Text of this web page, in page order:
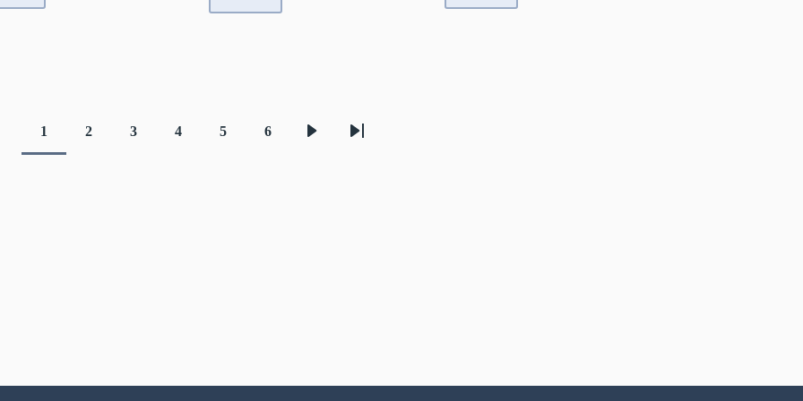
1 2 3 4 5 6
Letzte